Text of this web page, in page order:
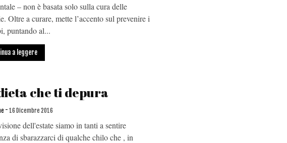
– non è basata solo sulla cura delle
Oltre a curare, mette l’accento sul prevenire i
puntando al...
a leggere
che ti depura
- 16 Dicembre 2016
dell'estate siamo in tanti a sentire
di sbarazzarci di qualche chilo che , in